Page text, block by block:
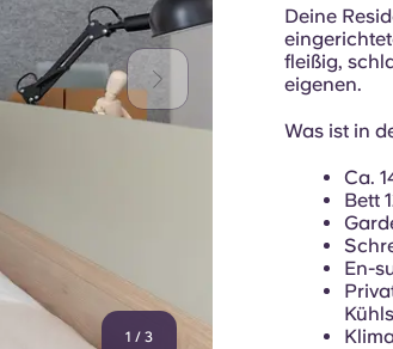
Blog
1 / 3
Deine
fleißig,
eigenen.
Was ist in
Ca.
Bett
En-